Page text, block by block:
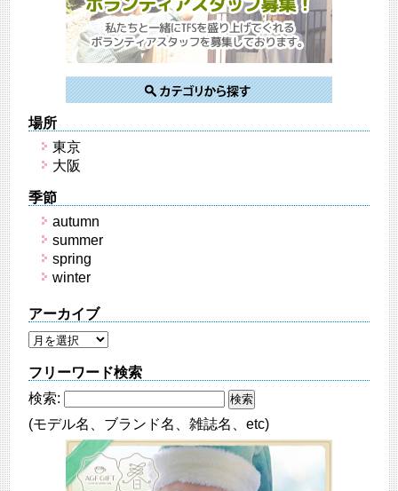
場所
東京
大阪
季節
autumn
summer
spring
winter
アーカイブ
フリーワード検索
検索:
(モデル名、ブランド名、雑誌名、etc)